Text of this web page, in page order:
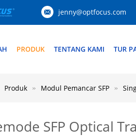
jenny@optfocus.com
PRODUK TENTANG KAMI TUR
Produk Modul Pemancar SFP
SFP Optical